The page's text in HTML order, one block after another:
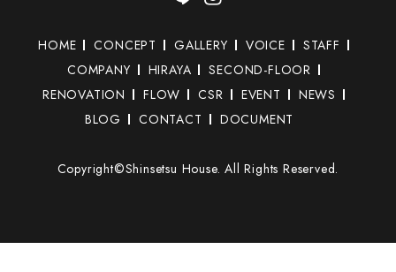
HOME CONCEPT GALLERY VOICE
STAFF
COMPANY
HIRAYA
SECOND-FLOOR
RENOVATION
FLOW CSR EVENT
NEWS
BLOG
CONTACT DOCUMENT
Copyright©Shinsetsu House. All Rights Reserved.